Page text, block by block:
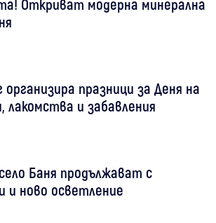
Откриват модерна минерална
празници за Деня на
лакомства и забавления
Баня продължават с
и ново осветление